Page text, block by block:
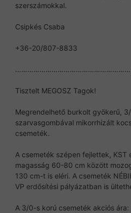
szerszámokkal.
Csipkés Csaba
+36-20/807-8833
Tisztelt MEGOSZ Tagok!
Megrendelhető burkolt gyökerű,
szarvasgombával mikorrhizált
csemeték.
A csemeték szépen fejlettek, KST
magasság 60-80 cm között
130 cm-t is eléri. A csemeték
VP erdősítési pályázatban is
A 3/0-s korú csemeték akciós